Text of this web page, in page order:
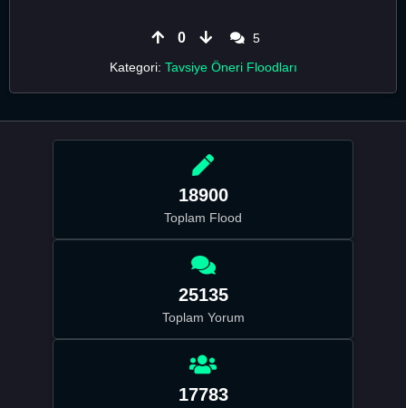
0
5
Kategori: Tavsiye Öneri Floodları
18900
Toplam Flood
25135
Toplam Yorum
17783